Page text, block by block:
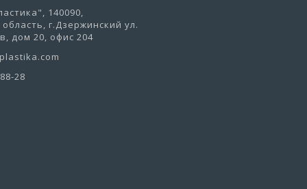
140090,
г.Дзержинский ул.
дом 20, офис 204
28